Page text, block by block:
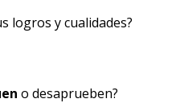
logros y cualidades?
o desaprueben?